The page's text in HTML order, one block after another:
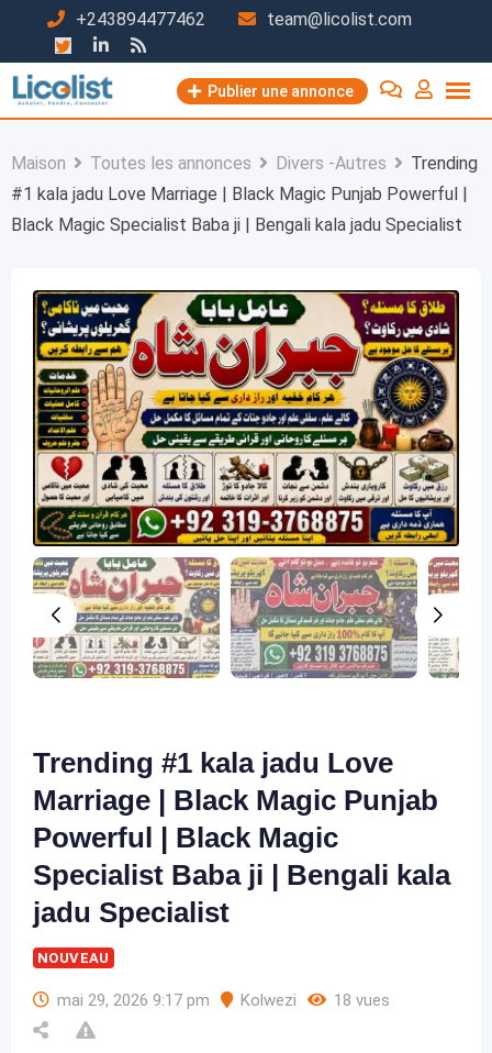
contenu
+243894477462 team@licolist.com
Publier une annonce
Maison Toutes les annonces Divers -Autres
Trending
#1 kala jadu Love Marriage | Black Magic Punjab Powerful |
Black Magic Specialist Baba ji | Bengali kala jadu Specialist
Trending #1 kala jadu Love
Marriage | Black Magic Punjab
Powerful | Black Magic
Specialist Baba ji | Bengali kala
jadu Specialist
NOUVEAU
mai 29, 2026 9:17 pm Kolwezi 18 vues